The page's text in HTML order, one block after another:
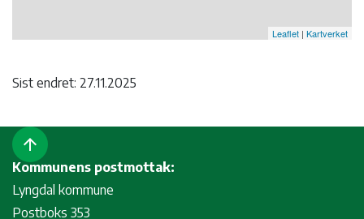
Leaflet | Kartverket
Sist endret: 27.11.2025
arrow_upward
Kommunens postmottak:
Lyngdal kommune
Postboks 353